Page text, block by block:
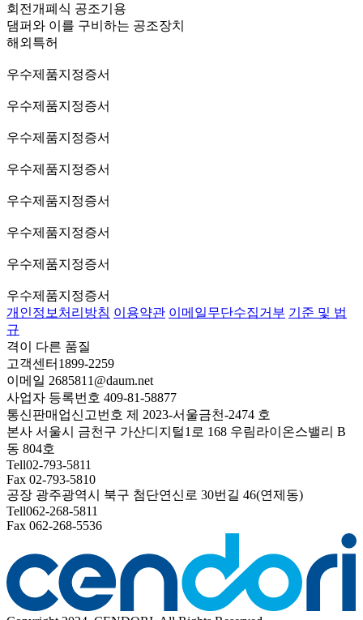
회전개폐식 공조기용
댐퍼와 이를 구비하는 공조장치
해외특허
우수제품지정증서
우수제품지정증서
우수제품지정증서
우수제품지정증서
우수제품지정증서
우수제품지정증서
우수제품지정증서
우수제품지정증서
개인정보처리방침 이용약관 이메일무단수집거부 기준 및 법
규
격이 다른 품질
고객센터 1899-2259
이메일 2685811@daum.net
사업자 등록번호 409-81-58877
통신판매업신고번호 제 2023-서울금천-2474 호
본사 서울시 금천구 가산디지털1로 168 우림라이온스밸리 B
동 804호
Tell02-793-5811
Fax 02-793-5810
공장 광주광역시 북구 첨단연신로 30번길 46(연제동)
Tell062-268-5811
Fax 062-268-5536